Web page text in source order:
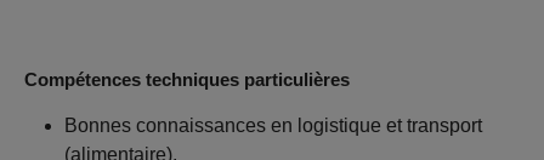
Compétences techniques particulières
Bonnes connaissances en logistique et transport
(alimentaire).